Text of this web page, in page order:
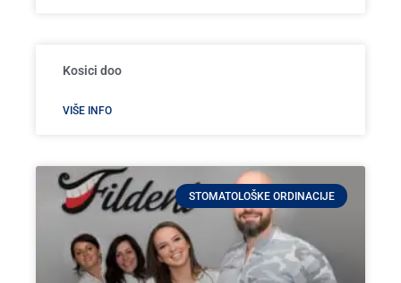
Kosici doo
VIŠE INFO
STOMATOLOŠKE ORDINACIJE